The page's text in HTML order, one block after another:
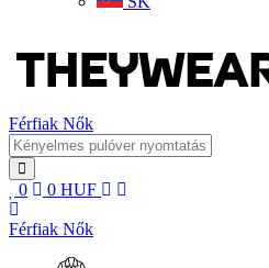
Férfiak Nők
0 0 HUF
Férfiak Nők